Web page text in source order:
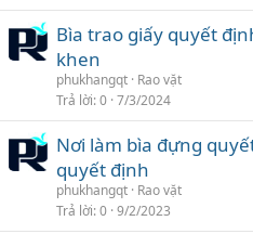
Bìa trao giấy quyết
khen
phukhangqt Rao vặt
Trả lời 0 7/3/2024
Nơi làm bìa đựng
quyết định
phukhangqt Rao vặt
Trả lời 0 9/2/2023